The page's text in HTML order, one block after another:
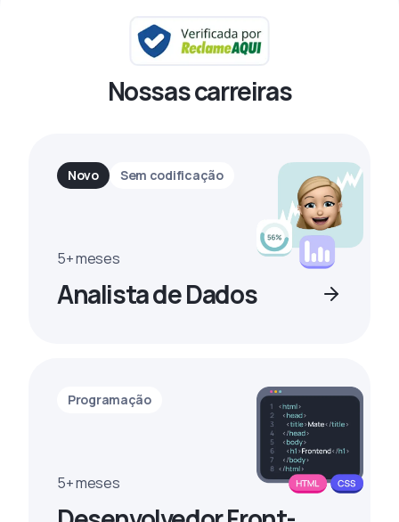
Nossas carreiras
Novo Sem codificação
5+ meses
Analista de Dados
Programação
5+ meses